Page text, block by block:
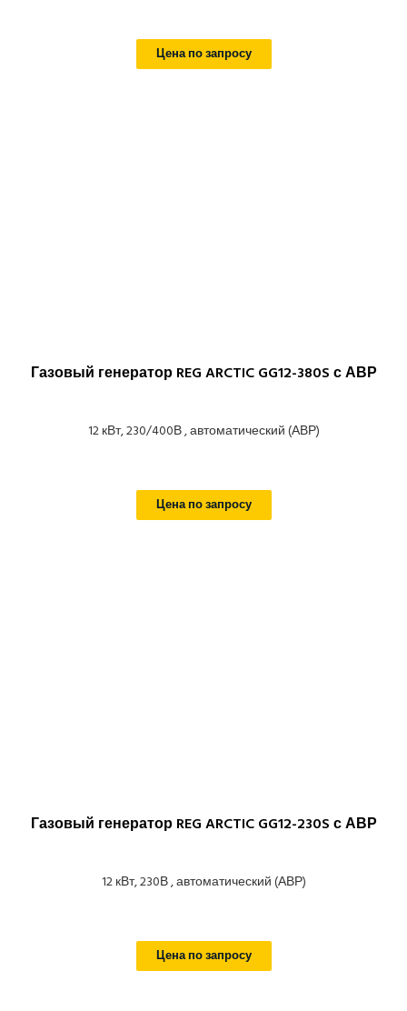
Цена по запросу
Газовый генератор REG ARCTIC GG12-380S с АВР
12 кВт, 230/400В , автоматический (АВР)
Цена по запросу
Газовый генератор REG ARCTIC GG12-230S с АВР
12 кВт, 230В , автоматический (АВР)
Цена по запросу